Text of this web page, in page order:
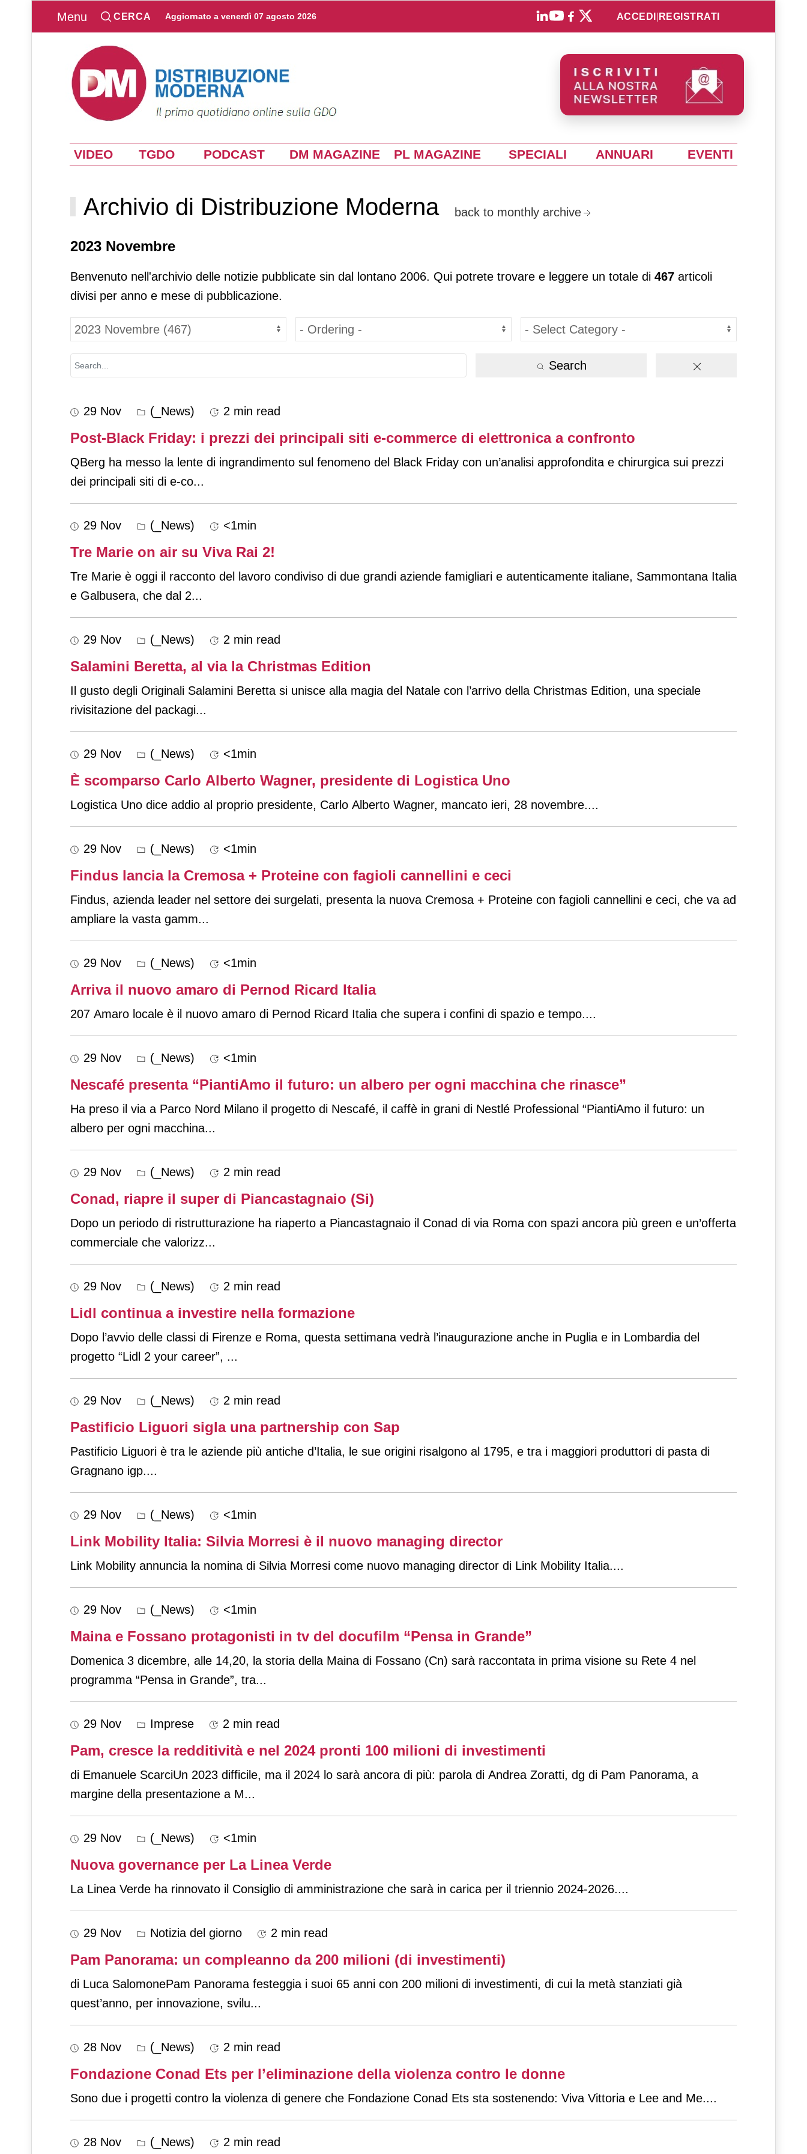
Menu CERCA Aggiornato a venerdì 07 agosto 2026 ACCEDI REGISTRATI
VIDEO TGDO PODCAST DM MAGAZINE PL MAGAZINE SPECIALI ANNUARI EVENTI
Archivio di Distribuzione Moderna back to monthly archive
2023 Novembre
Benvenuto nell'archivio delle notizie pubblicate sin dal lontano 2006. Qui potrete trovare e leggere un totale di 467 articoli
divisi per anno e mese di pubblicazione.
Search
29 Nov (_News) 2 min read
Post-Black Friday: i prezzi dei principali siti e-commerce di elettronica a confronto
QBerg ha messo la lente di ingrandimento sul fenomeno del Black Friday con un’analisi approfondita e chirurgica sui prezzi
dei principali siti di e-co...
29 Nov (_News) <1min
Tre Marie on air su Viva Rai 2!
Tre Marie è oggi il racconto del lavoro condiviso di due grandi aziende famigliari e autenticamente italiane, Sammontana Italia
e Galbusera, che dal 2...
29 Nov (_News) 2 min read
Salamini Beretta, al via la Christmas Edition
Il gusto degli Originali Salamini Beretta si unisce alla magia del Natale con l’arrivo della Christmas Edition, una speciale
rivisitazione del packagi...
29 Nov (_News) <1min
È scomparso Carlo Alberto Wagner, presidente di Logistica Uno
Logistica Uno dice addio al proprio presidente, Carlo Alberto Wagner, mancato ieri, 28 novembre....
29 Nov (_News) <1min
Findus lancia la Cremosa + Proteine con fagioli cannellini e ceci
Findus, azienda leader nel settore dei surgelati, presenta la nuova Cremosa + Proteine con fagioli cannellini e ceci, che va ad
ampliare la vasta gamm...
29 Nov (_News) <1min
Arriva il nuovo amaro di Pernod Ricard Italia
207 Amaro locale è il nuovo amaro di Pernod Ricard Italia che supera i confini di spazio e tempo....
29 Nov (_News) <1min
Nescafé presenta “PiantiAmo il futuro: un albero per ogni macchina che rinasce”
Ha preso il via a Parco Nord Milano il progetto di Nescafé, il caffè in grani di Nestlé Professional “PiantiAmo il futuro: un
albero per ogni macchina...
29 Nov (_News) 2 min read
Conad, riapre il super di Piancastagnaio (Si)
Dopo un periodo di ristrutturazione ha riaperto a Piancastagnaio il Conad di via Roma con spazi ancora più green e un’offerta
commerciale che valorizz...
29 Nov (_News) 2 min read
Lidl continua a investire nella formazione
Dopo l’avvio delle classi di Firenze e Roma, questa settimana vedrà l’inaugurazione anche in Puglia e in Lombardia del
progetto “Lidl 2 your career”, ...
29 Nov (_News) 2 min read
Pastificio Liguori sigla una partnership con Sap
Pastificio Liguori è tra le aziende più antiche d’Italia, le sue origini risalgono al 1795, e tra i maggiori produttori di pasta di
Gragnano igp....
29 Nov (_News) <1min
Link Mobility Italia: Silvia Morresi è il nuovo managing director
Link Mobility annuncia la nomina di Silvia Morresi come nuovo managing director di Link Mobility Italia....
29 Nov (_News) <1min
Maina e Fossano protagonisti in tv del docufilm “Pensa in Grande”
Domenica 3 dicembre, alle 14,20, la storia della Maina di Fossano (Cn) sarà raccontata in prima visione su Rete 4 nel
programma “Pensa in Grande”, tra...
29 Nov Imprese 2 min read
Pam, cresce la redditività e nel 2024 pronti 100 milioni di investimenti
di Emanuele ScarciUn 2023 difficile, ma il 2024 lo sarà ancora di più: parola di Andrea Zoratti, dg di Pam Panorama, a
margine della presentazione a M...
29 Nov (_News) <1min
Nuova governance per La Linea Verde
La Linea Verde ha rinnovato il Consiglio di amministrazione che sarà in carica per il triennio 2024-2026....
29 Nov Notizia del giorno 2 min read
Pam Panorama: un compleanno da 200 milioni (di investimenti)
di Luca SalomonePam Panorama festeggia i suoi 65 anni con 200 milioni di investimenti, di cui la metà stanziati già
quest’anno, per innovazione, svilu...
28 Nov (_News) 2 min read
Fondazione Conad Ets per l’eliminazione della violenza contro le donne
Sono due i progetti contro la violenza di genere che Fondazione Conad Ets sta sostenendo: Viva Vittoria e Lee and Me....
28 Nov (_News) 2 min read